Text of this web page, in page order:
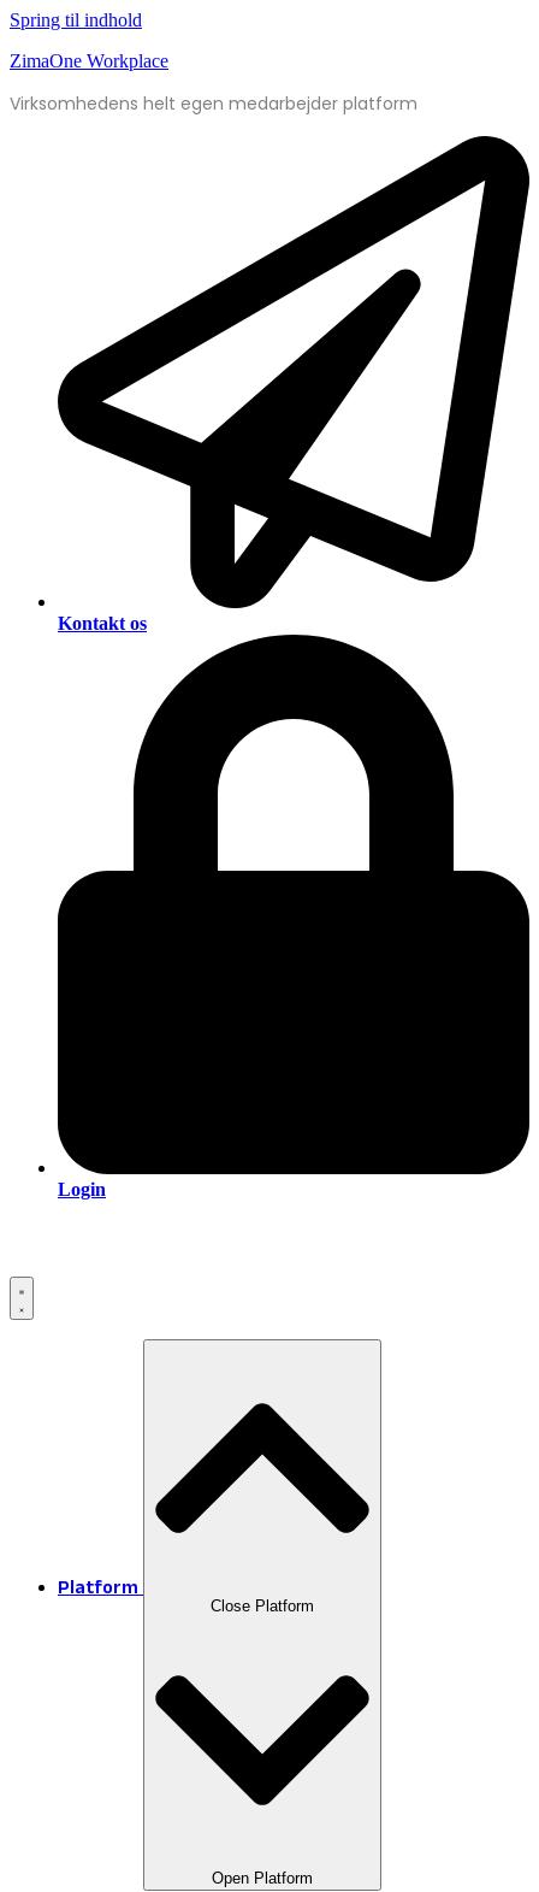
Spring til indhold
ZimaOne Workplace
Virksomhedens helt egen medarbejder platform
Kontakt os
Login
Platform
Close Platform
Open Platform